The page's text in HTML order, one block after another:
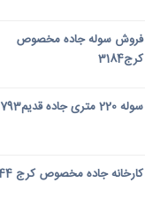
فروش سوله جاده مخصوص
کرج3184
سوله 220 متری جاده قدیم1793
کارخانه جاده مخصوص کرج 1344